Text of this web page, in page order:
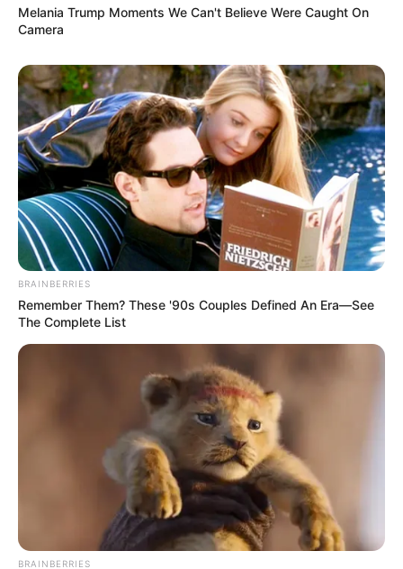
Fail! 10 Potret Makanan Gagal
Dimasak yang Bikin Kamu
Nggak Selera
10 Pose Manekin Anti
8 Kata Lucu Seputar Malam
Minggu ala Jomblo yang Bikin
Melania Trump Moments We Can't Believe Were Caught On
Camera
BRAINBERRIES
Remember Them? These '90s Couples Defined An Era—See
The Complete List
BRAINBERRIES